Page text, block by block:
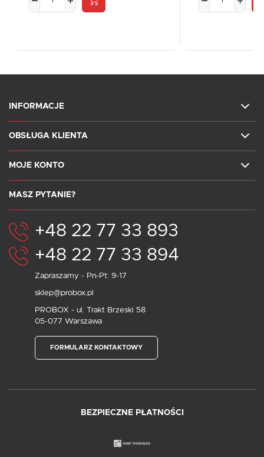
INFORMACJE
OBSŁUGA KLIENTA
MOJE KONTO
MASZ PYTANIE?
+48 22 77 33 893
+48 22 77 33 894
Zapraszamy - Pn-Pt: 9-17
sklep@probox.pl
PROBOX - ul. Trakt Brzeski 58
05-077 Warszawa
FORMULARZ KONTAKTOWY
BEZPIECZNE PŁATNOŚCI